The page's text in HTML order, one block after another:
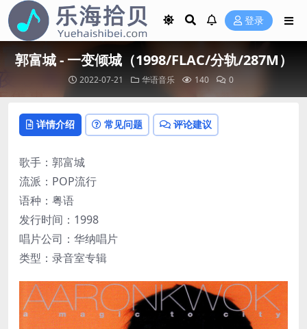
登录
郭富城 - 一变倾城（1998/FLAC/分轨/287M）
2022-07-21 华语音乐 140 0
详情介绍 常见问题 评论建议
歌手：郭富城
流派：POP流行
语种：粤语
发行时间：1998
唱片公司：华纳唱片
类型：录音室专辑